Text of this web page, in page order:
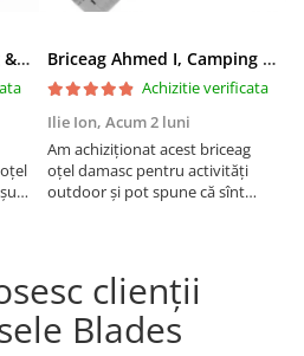
Briceag CMP10, Camping & Drumetie, Otel Damasc VG10 Core, Maner Albastru, 23 cm Briceag Ahmed I, Camping & Drumetie, Otel Damasc VG10 Core, Maner Rosu Fosforescent, 22 cm
Achizitie verificata
Ilie Ion, Acum 2 luni
Am achiziționat acest briceag
oțel damasc pentru activități
outdoor și pot spune că sînt
clienții
Blades